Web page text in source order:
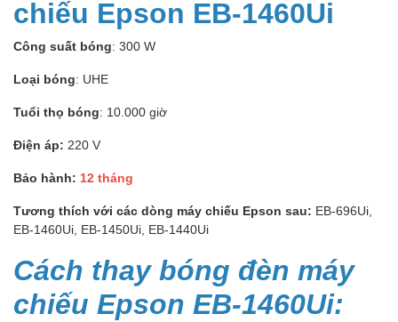
chiếu Epson EB-1460Ui
Công suất bóng: 300 W
Loại bóng: UHE
Tuổi thọ bóng: 10.000 giờ
Điện áp: 220 V
Bảo hành: 12 tháng
Tương thích với các dòng máy chiếu Epson sau: EB-696Ui,
EB-1460Ui, EB-1450Ui, EB-1440Ui
Cách thay bóng đèn máy
chiếu Epson EB-1460Ui: